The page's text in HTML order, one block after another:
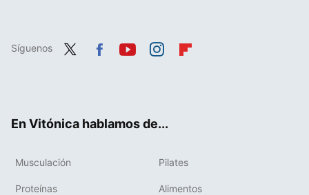
Síguenos
En Vitónica hablamos de...
Musculación Pilates
Proteínas Alimentos